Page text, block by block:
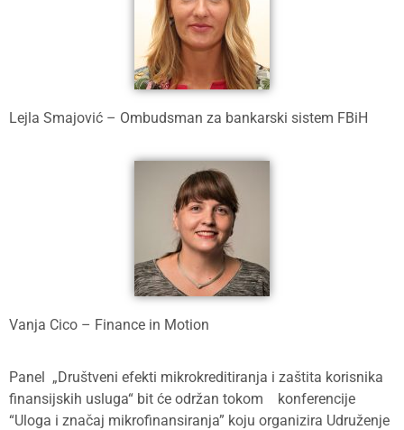
Lejla Smajović – Ombudsman za bankarski sistem FBiH
Vanja Cico – Finance in Motion
Panel „Društveni efekti mikrokreditiranja i zaštita korisnika
finansijskih usluga“ bit će održan tokom konferencije
“Uloga i značaj mikrofinansiranja” koju organizira Udruženje